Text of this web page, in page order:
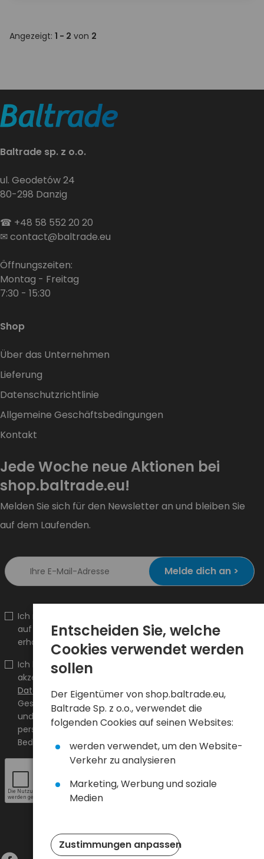
Angezeigt: 1 - 2 von 2
Baltrade sp. z o.o.
ul. Geodetów 24
80-298 Danzig
☎ +48 58 552 20 20
✉contact@baltrade.eu
Öffnungszeiten:
Montag - Freitag
7:30 - 15:30
Shop
Über das Unternehmen
Lieferung
Datenschutzrichtlinie
Allgemeine Geschäftsbedingungen
Kontakt
Jede Woche neue Aktionen bei
shop.baltrade.eu!
Melden Sie sich für den Newsletter an und bleiben Sie
auf dem Laufenden.
Melde dich an >
Ich möchte Informationen über Neuheiten und Aktionen
auf shop.baltrade.eu an die angegebene E-Mail-Adresse
erhalten.
Ich bestätige, dass ich den Inhalt gelesen habe und ihn
akzeptiereAllgemeine Geschäftsbedingungen
Datenschutzrichtlinieund ich akzeptiere die Allgemeinen
Geschäftsbedingungen sowie die Datenschutzrichtlinie
und stimme der Verarbeitung meiner
personenbezogenen Daten zu den darin angegebenen
Bedingungen zu.
Entscheiden Sie, welche
Cookies verwendet werden
sollen
Der Eigentümer von shop.baltrade.eu,
Baltrade Sp. z o.o., verwendet die
folgenden Cookies auf seinen Websites:
werden verwendet, um den Website-
Verkehr zu analysieren
Marketing, Werbung und soziale
Medien
Zustimmungen anpassen